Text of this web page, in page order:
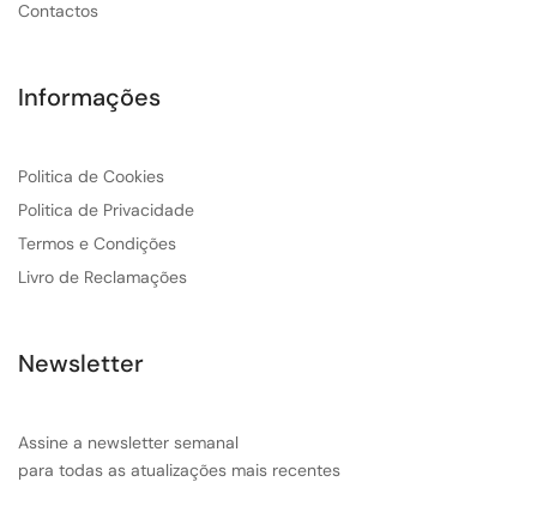
Contactos
Informações
Politica de Cookies
Politica de Privacidade
Termos e Condições
Livro de Reclamações
Newsletter
Assine a newsletter semanal
para todas as atualizações mais recentes